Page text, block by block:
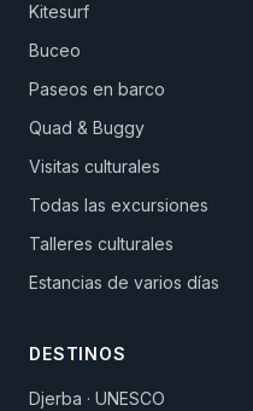
Kitesurf
Buceo
Paseos en barco
Quad & Buggy
Visitas culturales
Todas las excursiones
Talleres culturales
Estancias de varios días
DESTINOS
Djerba · UNESCO